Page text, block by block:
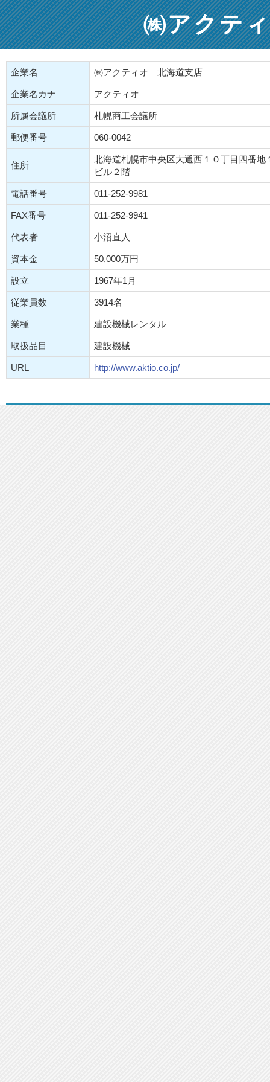
㈱アクテ
企業名 ㈱アクティオ 北海道支店
企業名カナ アクティオ
所属会議所 札幌商工会議所
郵便番号 060-0042
住所
北海道札幌市中央区大通西１０丁目四番
ビル２階
電話番号 011-252-9981
FAX番号 011-252-9941
代表者 小沼直人
資本金 50,000万円
設立 1967年1月
従業員数 3914名
業種 建設機械レンタル
取扱品目 建設機械
URL http://www.aktio.co.jp/